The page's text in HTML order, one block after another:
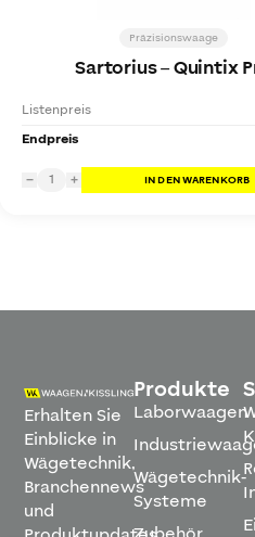
Präzisionswaage
Sartorius–Quintix
Listenpreis
Endpreis
− 1 + IN DEN WARENKORB
Erhalten Sie
Einblicke in
Wägetechnik,
Branchennews
und
Produkte
Laborwaagen
Wägetechnik-
Systeme